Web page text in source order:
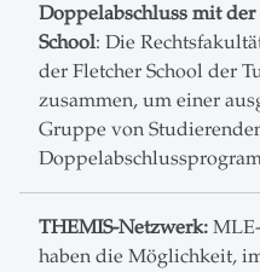
Doppelabschluss mit der
School: Die
der Fletcher School der
zusammen, um einer
Gruppe von
THEMIS-Netzwerk:
haben die Möglichkeit,